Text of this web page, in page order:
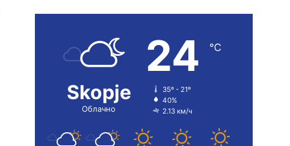
Skopje
Облачно
24 ℃
35º - 21º
40%
2.13 км/ч